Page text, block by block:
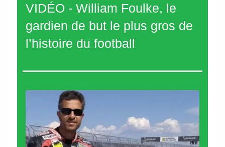
VIDÉO - William Foulke, le
gardien de but le plus gros de
l’histoire du football